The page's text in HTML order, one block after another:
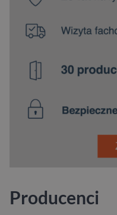
Producenci